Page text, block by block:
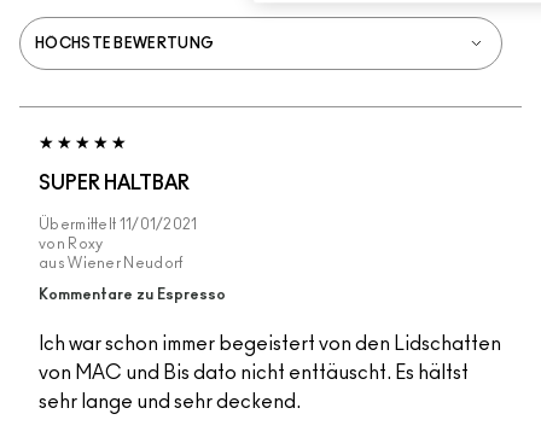
SUPER HALTBAR
Übermittelt 11/01/2021
von Roxy
aus Wiener Neudorf
Kommentare zu Espresso
Ich war schon immer begeistert von den Lidschatten
von MAC und Bis dato nicht enttäuscht. Es hältst
sehr lange und sehr deckend.